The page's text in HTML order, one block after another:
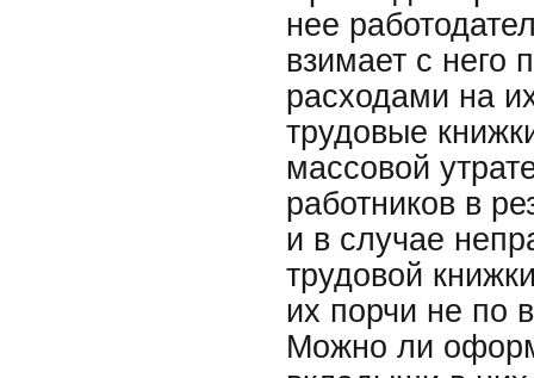
нее
взимает с него
расходами на
трудовые
массовой
работников в
и в случае
трудовой
их порчи не по
Можно ли